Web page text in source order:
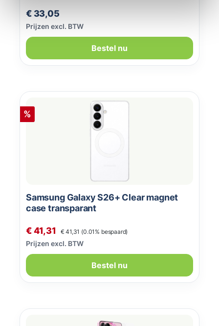
Normale prijs:
€ 33,05
Prijzen excl. BTW
Bestel nu
Korting
%
Samsung Galaxy S26+ Clear magnet
case transparant
Verkoopprijs:
€ 41,31 Normale prijs:
€ 41,31 (0.01% bespaard)
Prijzen excl. BTW
Bestel nu